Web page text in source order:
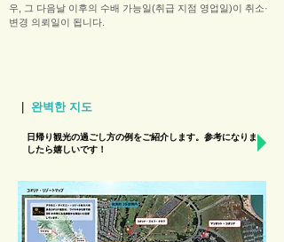
우, 그 다음날 이후의 수배 가능일(취급 지점 영업일)이 취소·
변경 의뢰일이 됩니다.
완벽한 지도
日帰り観光の過ごし方の例をご紹介します。参考になりま
したら嬉しいです！